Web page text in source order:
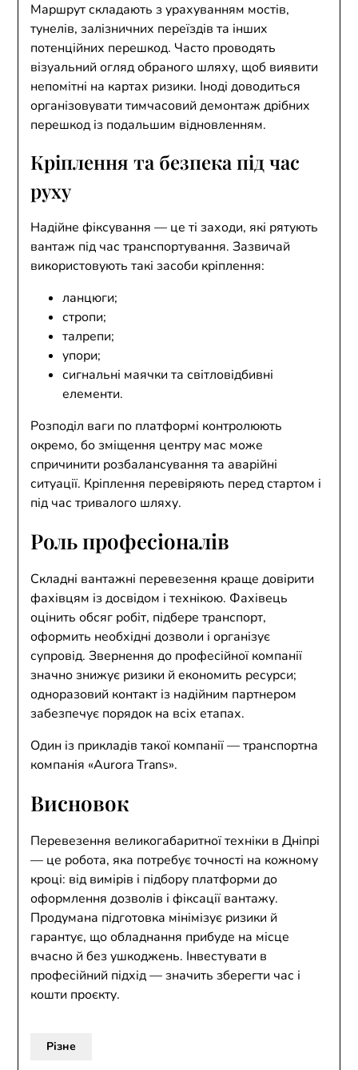
Маршрут складають з урахуванням мостів,
тунелів, залізничних переїздів та інших
потенційних перешкод. Часто проводять
візуальний огляд обраного шляху, щоб виявити
непомітні на картах ризики. Іноді доводиться
організовувати тимчасовий демонтаж дрібних
перешкод із подальшим відновленням.
Кріплення та безпека під час
руху
Надійне фіксування — це ті заходи, які рятують
вантаж під час транспортування. Зазвичай
використовують такі засоби кріплення:
ланцюги;
стропи;
талрепи;
упори;
сигнальні маячки та світловідбивні
елементи.
Розподіл ваги по платформі контролюють
окремо, бо зміщення центру мас може
спричинити розбалансування та аварійні
ситуації. Кріплення перевіряють перед стартом і
під час тривалого шляху.
Роль професіоналів
Складні вантажні перевезення краще довірити
фахівцям із досвідом і технікою. Фахівець
оцінить обсяг робіт, підбере транспорт,
оформить необхідні дозволи і організує
супровід. Звернення до професійної компанії
значно знижує ризики й економить ресурси;
одноразовий контакт із надійним партнером
забезпечує порядок на всіх етапах.
Один із прикладів такої компанії — транспортна
компанія «Aurora Trans».
Висновок
Перевезення великогабаритної техніки в Дніпрі
— це робота, яка потребує точності на кожному
кроці: від вимірів і підбору платформи до
оформлення дозволів і фіксації вантажу.
Продумана підготовка мінімізує ризики й
гарантує, що обладнання прибуде на місце
вчасно й без ушкоджень. Інвестувати в
професійний підхід — значить зберегти час і
кошти проєкту.
Різне